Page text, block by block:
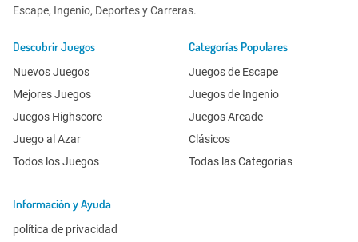
Escape, Ingenio, Deportes y Carreras.
Descubrir Juegos
Nuevos Juegos
Mejores Juegos
Juegos Highscore
Juego al Azar
Todos los Juegos
Categorías Populares
Juegos de Escape
Juegos de Ingenio
Juegos Arcade
Clásicos
Todas las Categorías
Información y Ayuda
política de privacidad